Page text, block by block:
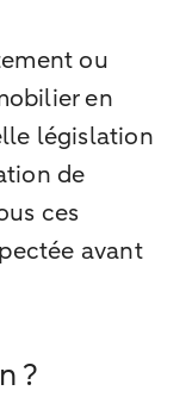
ou
en
législation
de
ces
avant
?